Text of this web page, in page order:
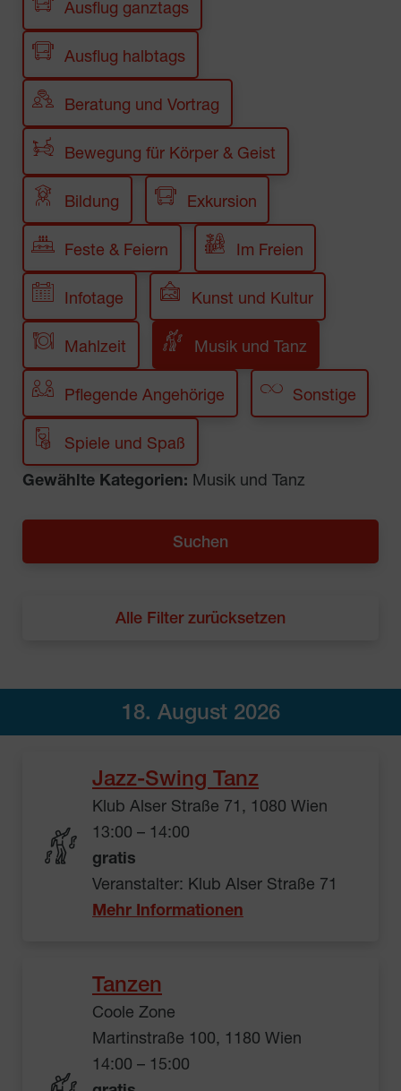
Ausflug ganztags
Ausflug halbtags
Beratung und Vortrag
Bewegung für Körper & Geist
Bildung Exkursion
Feste & Feiern Im Freien
Infotage Kunst und Kultur
Mahlzeit Musik und Tanz
Pflegende Angehörige Sonstige
Spiele und Spaß
Gewählte Kategorien: Musik und Tanz
Alle Filter zurücksetzen
18. August 2026
Jazz-Swing Tanz
Klub Alser Straße 71, 1080 Wien
13:00 – 14:00
gratis
Veranstalter: Klub Alser Straße 71
Mehr Informationen
Tanzen
Coole Zone
Martinstraße 100, 1180 Wien
14:00 – 15:00